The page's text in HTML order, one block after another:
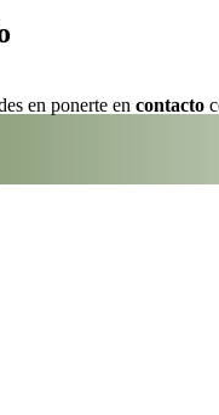
en ponerte en contacto